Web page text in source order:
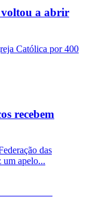
voltou a abrir
Católica por 400
recebem
das
um apelo...